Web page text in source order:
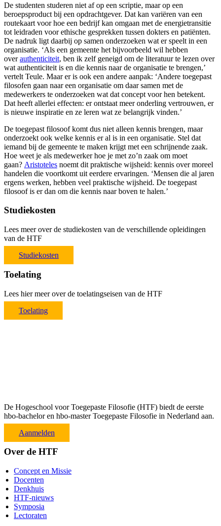
De studenten studeren niet af op een scriptie, maar op een
beroepsproduct bij een opdrachtgever. Dat kan variëren van een
routekaart voor hoe een bedrijf kan omgaan met de energietransitie
tot leidraden voor ethische gesprekken tussen dokters en patiënten.
De nadruk ligt daarbij op samen onderzoeken wat er speelt in een
organisatie. ‘Als een gemeente het bijvoorbeeld wil hebben
overauthenticiteit, ben ik zelf geneigd om de literatuur te lezen over
wat authenticiteit is en die kennis naar de organisatie te brengen,’
vertelt Teule. Maar er is ook een andere aanpak: ‘Andere toegepast
filosofen gaan naar een organisatie om daar samen met de
medewerkers te onderzoeken wat dat concept voor hen betekent.
Dat heeft allerlei effecten: er ontstaat meer onderling vertrouwen, er
is nieuwe inspiratie en ze leren wat ze belangrijk vinden.’
De toegepast filosoof komt dus niet alleen kennis brengen, maar
onderzoekt ook welke kennis er al is in een organisatie. Stel dat
iemand bij de gemeente te maken krijgt met een schrijnende zaak.
Hoe weet je als medewerker hoe je met zo’n zaak om moet
gaan? Aristoteles noemt dit praktische wijsheid: kennis over moreel
handelen die voortkomt uit eerdere ervaringen. ‘Mensen die al jaren
ergens werken, hebben veel praktische wijsheid. De toegepast
filosoof is er dan om die kennis naar boven te halen.’
Studiekosten
Lees meer over de studiekosten van de verschillende opleidingen
van de HTF
Studiekosten
Toelating
Lees hier meer over de toelatingseisen van de HTF
Toelating
De Hogeschool voor Toegepaste Filosofie (HTF) biedt de eerste
hbo-bachelor en hbo-master Toegepaste Filosofie in Nederland aan.
Aanmelden
Over de HTF
Concept en Missie
Docenten
Denkhuis
HTF-nieuws
Symposia
Lectoraten